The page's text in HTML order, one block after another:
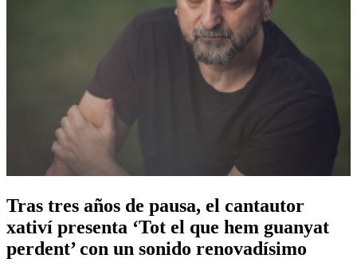
Tras tres años de pausa, el cantautor
xativí presenta ‘Tot el que hem guanyat
perdent’ con un sonido renovadísimo